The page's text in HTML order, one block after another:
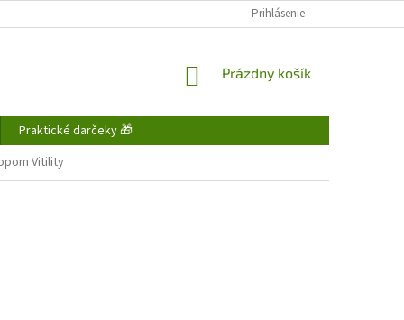
DOPRAVA A PLATBA
Prihlásenie
NÁKUPNÝ
Prázdny košík
Praktické darčeky 🎁
Vitility